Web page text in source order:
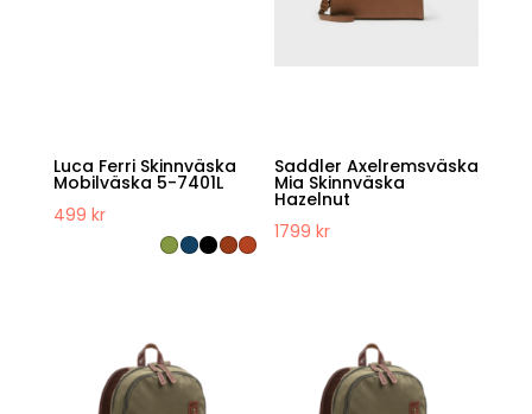
Luca Ferri Skinnväska
Mobilväska 5-7401L
499 kr
Saddler Axelremsväska
Mia Skinnväska
Hazelnut
1799kr